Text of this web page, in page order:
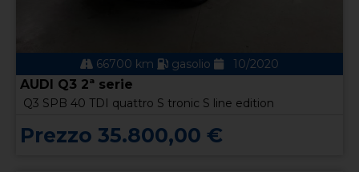
66700 km gasolio 10/2020
AUDI Q3 2ª serie
Q3 SPB 40 TDI quattro S tronic S line edition
Prezzo 35.800,00 €